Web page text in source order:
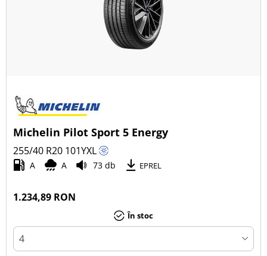
Michelin Pilot Sport 5 Energy
255/40 R20 101YXL
A A 73 db EPREL
1.234,89 RON
În stoc